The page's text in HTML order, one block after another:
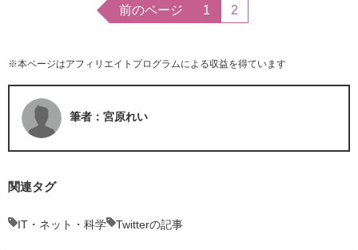
前のページ 1 2
※本ページはアフィリエイトプログラムによる収益を得ています
筆者：宮原れい
関連タグ
IT・ネット・科学 Twitterの記事